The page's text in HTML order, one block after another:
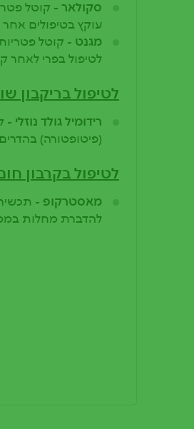
סקולאר - קוטל
עוקץ בטיפולים
מגנט - קוטל
לטיפול בפרי לאחר
לטיפול בריקבון
רידומיל גולד נוזלי -
(פיטופטורה) בהדרים
לטיפול בקרבון
מאסטרקופ -
להדברת מחלות